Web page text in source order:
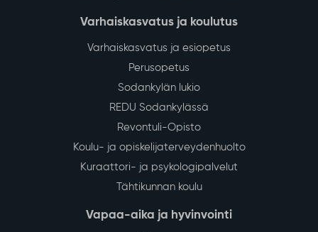
Varhaiskasvatus ja koulutus
Varhaiskasvatus ja esiopetus
Perusopetus
Sodankylän lukio
REDU Sodankylässä
Revontuli-Opisto
Koulu- ja opiskelijaterveydenhuolto
Kuraattori- ja psykologipalvelut
Tähtikunnan koulu
Vapaa-aika ja hyvinvointi